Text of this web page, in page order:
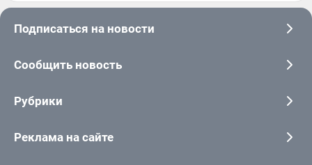
Подписаться на новости
Сообщить новость
Рубрики
Реклама на сайте